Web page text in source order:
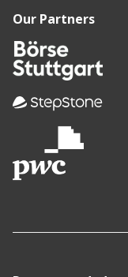
Our Partners